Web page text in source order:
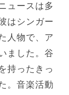
ュースは多
はシンガー
人物で、ア
ました。谷
持ったきっ
。音楽活動